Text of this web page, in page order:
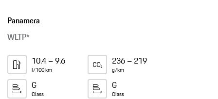
Panamera
WLTP*
10.4 – 9.6
l/100 km
236 – 219
g/km
G
Class
G
Class